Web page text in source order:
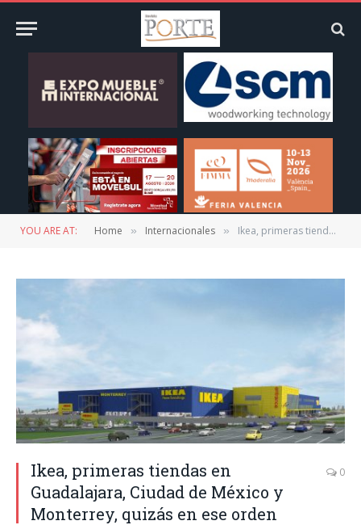
YOU ARE AT: Home » Internacionales » Ikea, primeras tiendas en Guadalajara, Ciudad de México y Monterrey, quizás en ese orden
Ikea, primeras tiendas en
Guadalajara, Ciudad de México y
Monterrey, quizás en ese orden
0